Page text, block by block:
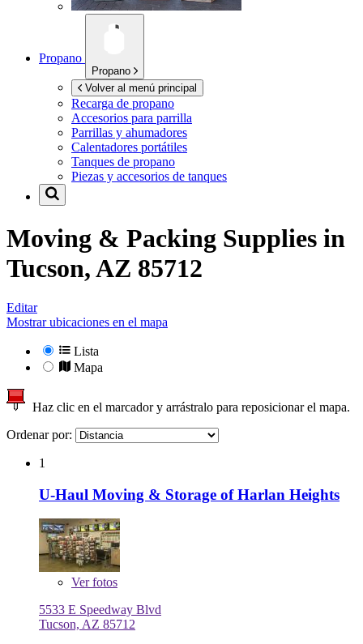
Propano
Propano
Volver al menú principal
Recarga de propano
Accesorios para parrilla
Parrillas y ahumadores
Calentadores portátiles
Tanques de propano
Piezas y accesorios de tanques
Moving & Packing Supplies in
Tucson, AZ 85712
Editar
Mostrar ubicaciones en el mapa
Lista
Mapa
Haz clic en el marcador y arrástralo para reposicionar el mapa.
Ordenar por:
1
U-Haul Moving & Storage of Harlan Heights
Verfotos
5533 E Speedway Blvd
Tucson, AZ 85712